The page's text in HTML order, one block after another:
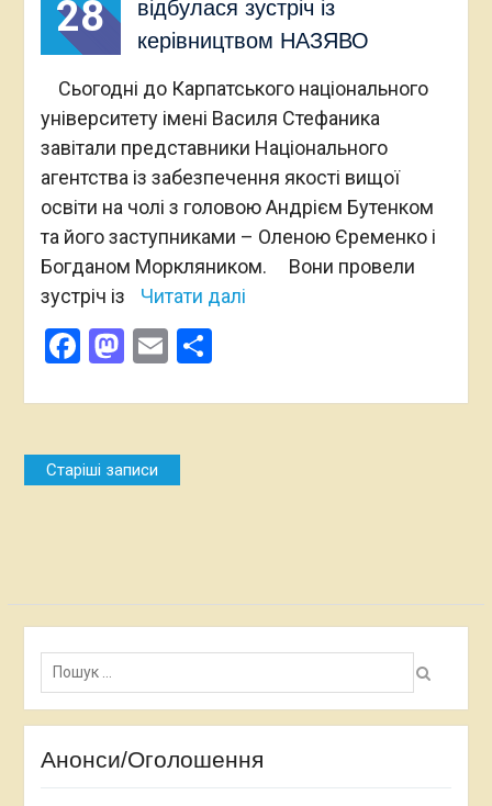
28
відбулася зустріч із
керівництвом НАЗЯВО
Сьогодні до Карпатського національного
університету імені Василя Стефаника
завітали представники Національного
агентства із забезпечення якості вищої
освіти на чолі з головою Андрієм Бутенком
та його заступниками – Оленою Єременко і
Богданом Моркляником. Вони провели
зустріч із
Читати далі
Facebook
Mastodon
EmailПоділитися
Навігація
за
Старіші записи
Пошук:
Анонси/Оголошення